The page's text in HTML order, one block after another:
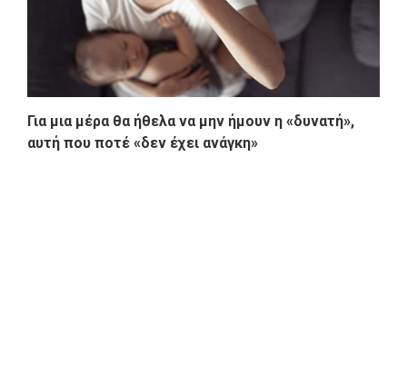
Για μια μέρα θα ήθελα να μην ήμουν η «δυνατή»,
αυτή που ποτέ «δεν έχει ανάγκη»